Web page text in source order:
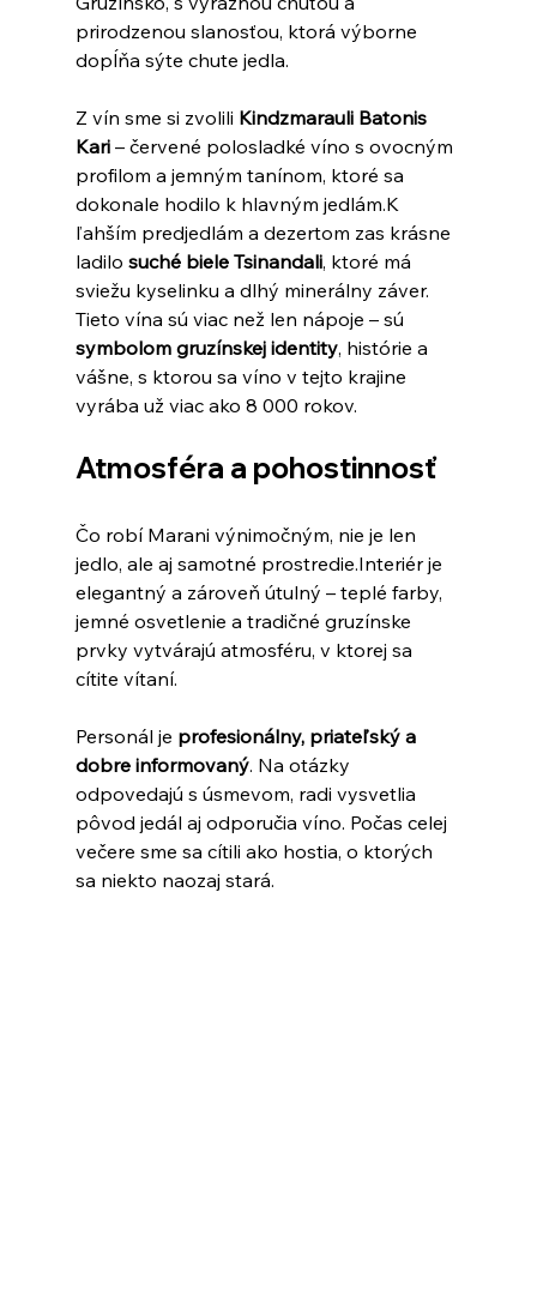
prirodzenou slanosťou, ktorá výborne
dopĺňa sýte chute jedla.
Z vín sme si zvolili Kindzmarauli Batonis
Kari – červené polosladké víno s ovocným
profilom a jemným tanínom, ktoré sa
dokonale hodilo k hlavným jedlám.K
ľahším predjedlám a dezertom zas krásne
ladilo suché biele Tsinandali, ktoré má
sviežu kyselinku a dlhý minerálny záver.
Tieto vína sú viac než len nápoje – sú
symbolom gruzínskej identity, histórie a
vášne, s ktorou sa víno v tejto krajine
vyrába už viac ako 8 000 rokov.
Atmosféra a pohostinnosť
Čo robí Marani výnimočným, nie je len
jedlo, ale aj samotné prostredie.Interiér je
elegantný a zároveň útulný – teplé farby,
jemné osvetlenie a tradičné gruzínske
prvky vytvárajú atmosféru, v ktorej sa
cítite vítaní.
Personál je profesionálny, priateľský a
dobre informovaný. Na otázky
odpovedajú s úsmevom, radi vysvetlia
pôvod jedál aj odporučia víno. Počas celej
večere sme sa cítili ako hostia, o ktorých
sa niekto naozaj stará.